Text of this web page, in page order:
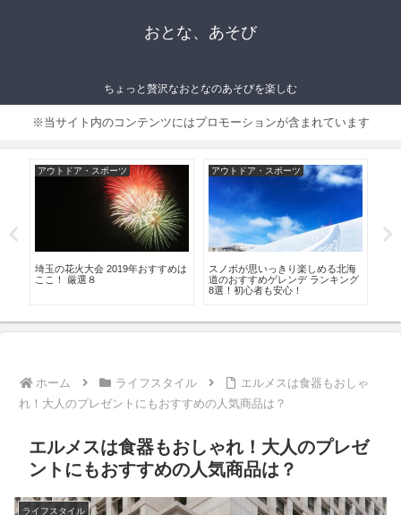
おとな、あそび
ちょっと贅沢なおとなのあそびを楽しむ
※当サイト内のコンテンツにはプロモーションが含まれています
アウトドア・スポーツ
埼玉の花火大会 2019年おすすめは
ここ！ 厳選８
アウトドア・スポーツ
スノボが思いっきり楽しめる北海
道のおすすめゲレンデ ランキング
8選！初心者も安心！
ホーム ライフスタイル
エルメスは食器もおしゃ
れ！大人のプレゼントにもおすすめの人気商品は？
エルメスは食器もおしゃれ！大人のプレゼ
ントにもおすすめの人気商品は？
ライフスタイル